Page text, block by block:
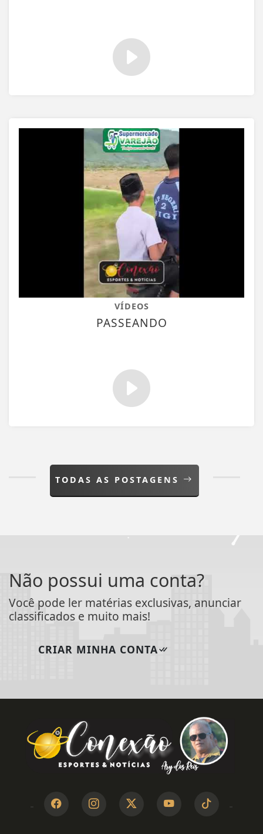
VÍDEOS
PASSEANDO
TODAS AS POSTAGENS
Não possui uma conta?
Você pode ler matérias exclusivas, anunciar
classificados e muito mais!
CRIAR MINHA CONTA